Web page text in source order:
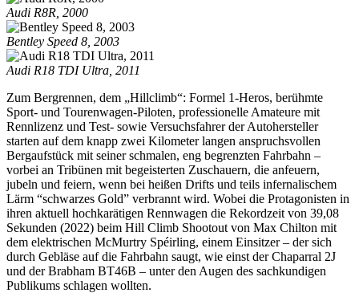
Audi R8R, 2000
Bentley Speed 8, 2003
Audi R18 TDI Ultra, 2011
Zum Bergrennen, dem „Hillclimb“: Formel 1-Heros, berühmte
Sport- und Tourenwagen-Piloten, professionelle Amateure mit
Rennlizenz und Test- sowie Versuchsfahrer der Autohersteller
starten auf dem knapp zwei Kilometer langen anspruchsvollen
Bergaufstück mit seiner schmalen, eng begrenzten Fahrbahn –
vorbei an Tribünen mit begeisterten Zuschauern, die anfeuern,
jubeln und feiern, wenn bei heißen Drifts und teils infernalischem
Lärm “schwarzes Gold” verbrannt wird. Wobei die Protagonisten in
ihren aktuell hochkarätigen Rennwagen die Rekordzeit von 39,08
Sekunden (2022) beim Hill Climb Shootout von Max Chilton mit
dem elektrischen McMurtry Spéirling, einem Einsitzer – der sich
durch Gebläse auf die Fahrbahn saugt, wie einst der Chaparral 2J
und der Brabham BT46B – unter den Augen des sachkundigen
Publikums schlagen wollten.